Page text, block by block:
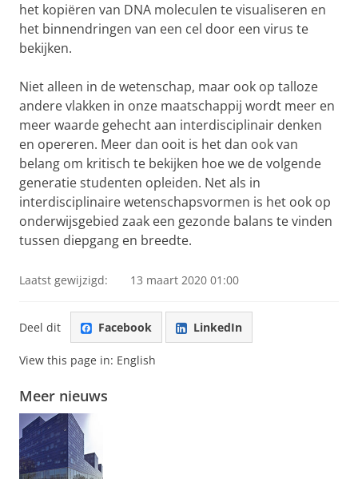
het kopiëren van DNA moleculen te visualiseren en
het binnendringen van een cel door een virus te
bekijken.
Niet alleen in de wetenschap, maar ook op talloze
andere vlakken in onze maatschappij wordt meer en
meer waarde gehecht aan interdisciplinair denken
en opereren. Meer dan ooit is het dan ook van
belang om kritisch te bekijken hoe we de volgende
generatie studenten opleiden. Net als in
interdisciplinaire wetenschapsvormen is het ook op
onderwijsgebied zaak een gezonde balans te vinden
tussen diepgang en breedte.
Laatst gewijzigd: 13 maart 2020 01:00
Deel dit Facebook LinkedIn
View this page in: English
Meer nieuws